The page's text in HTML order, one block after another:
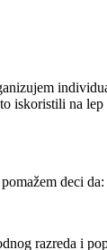
iskoristili na
deci da:
razreda i